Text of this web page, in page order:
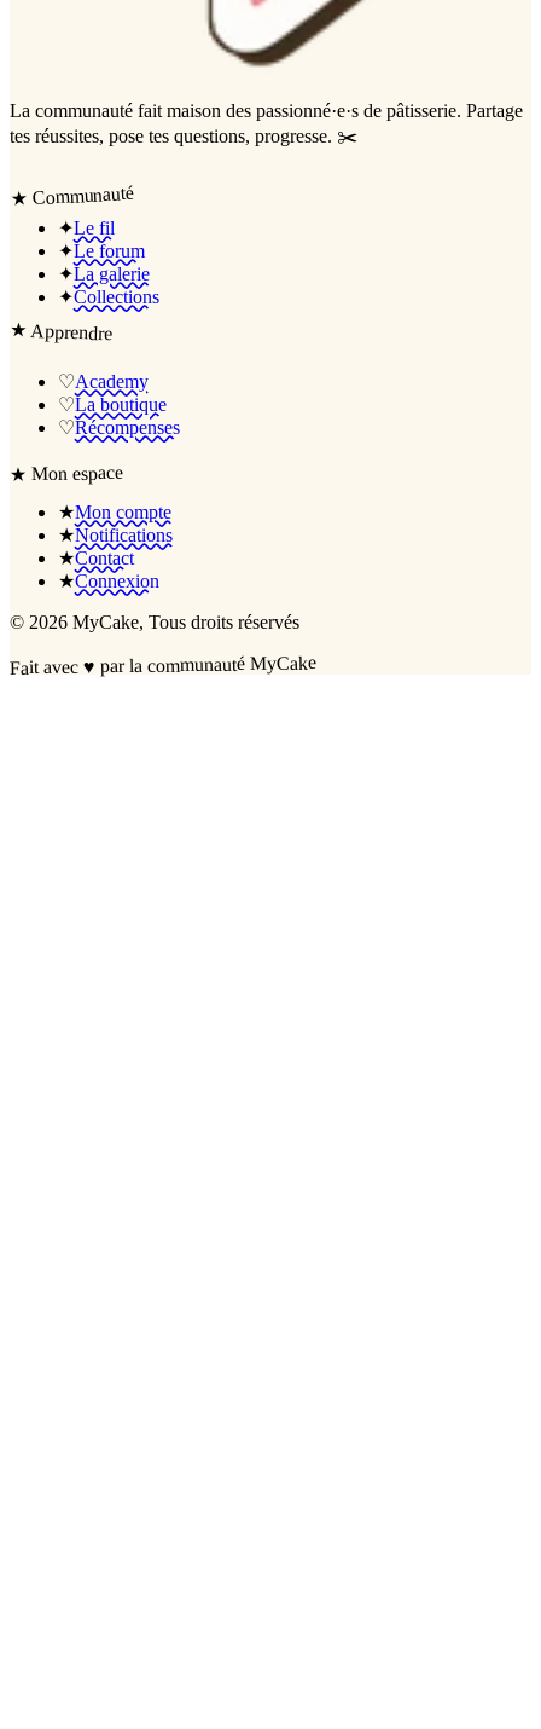
La communauté fait maison des passionné·e·s de pâtisserie. Partage
tes réussites, pose tes questions, progresse. ✂️
★ Communauté
✦Le fil
✦Le forum
✦La galerie
✦Collections
★Apprendre
♡Academy
♡La boutique
♡Récompenses
★Mon espace
★Mon compte
★Notifications
★Contact
★Connexion
© 2026 MyCake, Tous droits réservés
Fait avec♥ par la communauté MyCake